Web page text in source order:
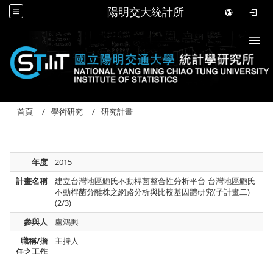
陽明交大統計所
首頁 學術研究 研究計畫
年度
2015
計畫名稱
建立台灣地區鮑氏不動桿菌整合性分析平台-台灣地區鮑氏
不動桿菌分離株之網路分析與比較基因體研究(子計畫二)
(2/3)
參與人
盧鴻興
職稱/擔
任之工作
主持人